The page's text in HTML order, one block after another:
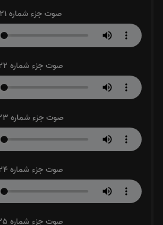
صوت جزء شماره 21
صوت جزء شماره 22
صوت جزء شماره 23
صوت جزء شماره 24
صوت جزء شماره 25